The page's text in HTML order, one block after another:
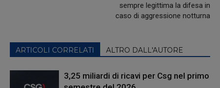
sempre legittima la difesa in
caso di aggressione notturna
ARTICOLI CORRELATI ALTRO DALL'AUTORE
3,25 miliardi di ricavi per Csg nel primo